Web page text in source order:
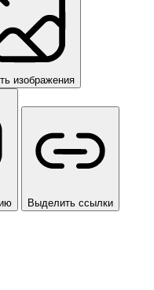
изображения
Выделить ссылки